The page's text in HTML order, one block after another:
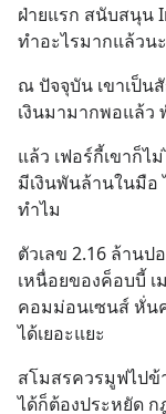
ฝ่ายแรก สนับสนุน
ทำอะไรมากแล้วนะ
ณ ปัจจุบัน เขาเป็น
เงินมามากพอแล้
แล้ว เฟอร์กี้เขาก็ไ
มีเงินพันล้านในมือ
ทำไม
ตัวเลข 2.16 ล้านป
เหนื่อยของค็อบบี้
คอมม่อนเซนส์ หั่น
ได้เยอะแยะ
สโมสรควรมูฟไปข้
ได้ก็ต้องประหยัด ก